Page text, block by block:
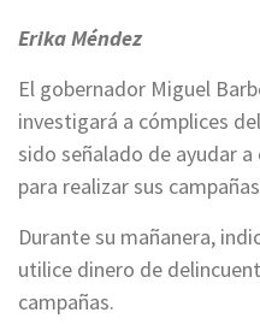
Erika Méndez
El gobernador Miguel
investigará a cómplices
sido señalado de ayudar
para realizar sus
Durante su mañanera,
utilice dinero de
campañas.